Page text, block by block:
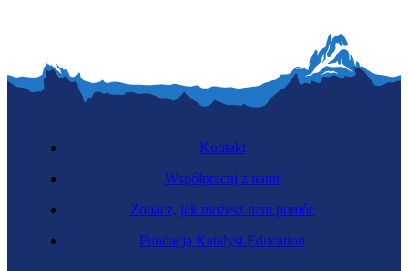
Kontakt
Współpracuj z nami
Zobacz, jak możesz nam pomóc
Fundacja Katalyst Education